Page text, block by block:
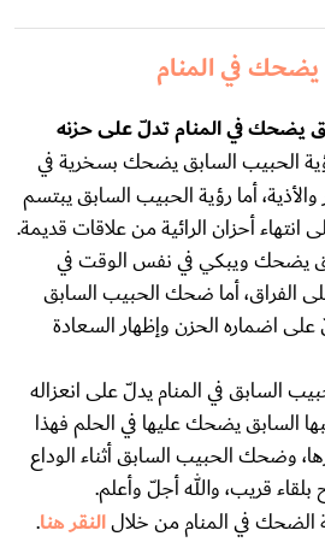
في المنام
يضحك في المنام تدلّ على حزنه
الحبيب السابق يضحك بسخرية في
أما رؤية الحبيب السابق يبتسم
انتهاء أحزان الرائية من علاقات قديمة.
يضحك ويبكي في نفس الوقت في
الفراق، أما ضحك الحبيب السابق
اضماره الحزن وإظهار السعادة
السابق في المنام يدلّ على انعزاله
السابق يضحك عليها في الحلم فهذا
وضحك الحبيب السابق أثناء الوداع
بلقاء قريب، والله أجلّ وأعلم.
الضحك في المنام من خلالالنقر هنا.